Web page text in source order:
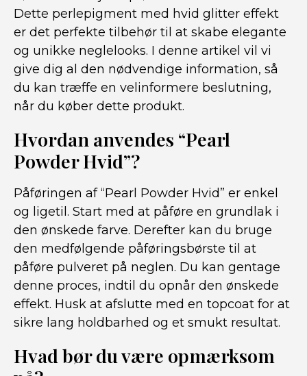
Dette perlepigment med hvid glitter effekt
er det perfekte tilbehør til at skabe elegante
og unikke neglelooks. I denne artikel vil vi
give dig al den nødvendige information, så
du kan træffe en velinformere beslutning,
når du køber dette produkt.
Hvordan anvendes “Pearl
Powder Hvid”?
Påføringen af “Pearl Powder Hvid” er enkel
og ligetil. Start med at påføre en grundlak i
den ønskede farve. Derefter kan du bruge
den medfølgende påføringsbørste til at
påføre pulveret på neglen. Du kan gentage
denne proces, indtil du opnår den ønskede
effekt. Husk at afslutte med en topcoat for at
sikre lang holdbarhed og et smukt resultat.
Hvad bør du være opmærksom